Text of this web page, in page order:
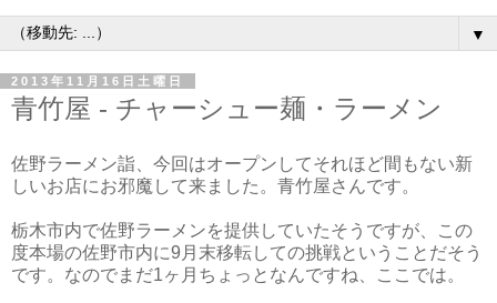
▼
2013年11月16日土曜日
青竹屋 - チャーシュー麺・ラーメン
佐野ラーメン詣、今回はオープンしてそれほど間もない新
しいお店にお邪魔して来ました。青竹屋さんです。
栃木市内で佐野ラーメンを提供していたそうですが、この
度本場の佐野市内に9月末移転しての挑戦ということだそう
です。なのでまだ1ヶ月ちょっとなんですね、ここでは。